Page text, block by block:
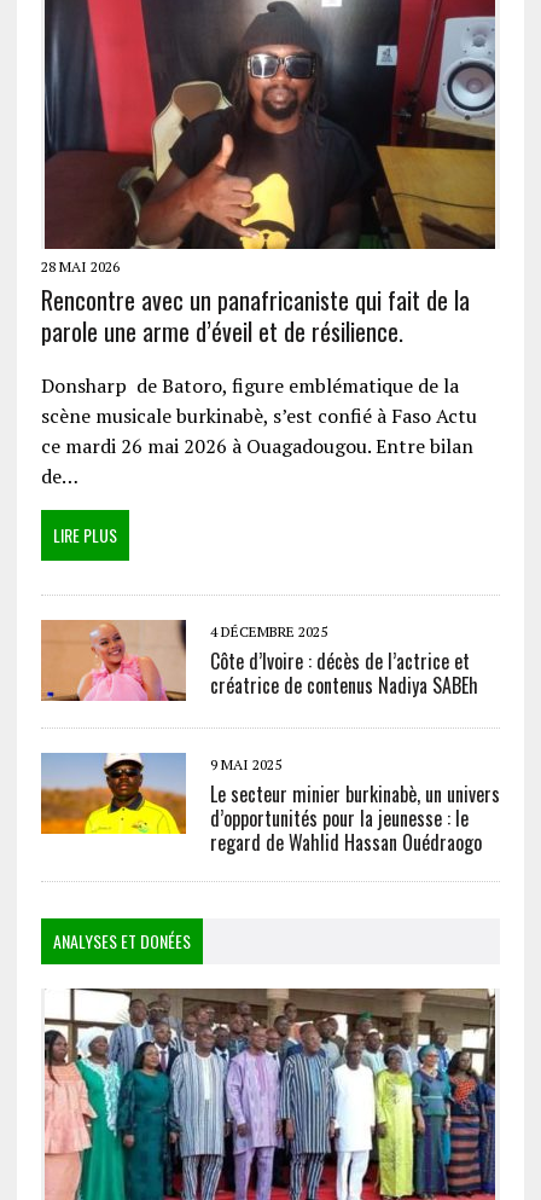
28 MAI 2026
Rencontre avec un panafricaniste qui fait de la
parole une arme d’éveil et de résilience.
Donsharp de Batoro, figure emblématique de la
scène musicale burkinabè, s’est confié à Faso Actu
ce mardi 26 mai 2026 à Ouagadougou. Entre bilan
de…
LIRE PLUS
4 DÉCEMBRE 2025
Côte d’Ivoire : décès de l’actrice et
créatrice de contenus Nadiya SABEh
9 MAI 2025
Le secteur minier burkinabè, un univers
d’opportunités pour la jeunesse : le
regard de Wahlid Hassan Ouédraogo
ANALYSES ET DONÉES